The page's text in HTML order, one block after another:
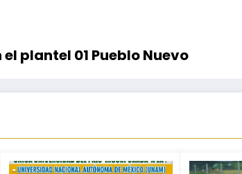
plantel 01 Pueblo Nuevo